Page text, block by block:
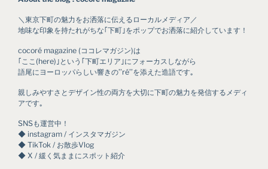
＼東京下町の魅力をお洒落に伝えるローカルメディア／
地味な印象を持たれがちな｢下町｣をポップでお洒落に紹介しています！
cocoré magazine (ココレマガジン)は
｢ここ(here)｣という｢下町エリア｣にフォーカスしながら
語尾にヨーロッパらしい響きの’’ré’’を添えた造語です｡
親しみやすさとデザイン性の両方を大切に下町の魅力を発信するメディ
アです｡
SNSも運営中！
◆ instagram / インスタマガジン
◆ TikTok / お散歩Vlog
◆ X / 緩く気ままにスポット紹介